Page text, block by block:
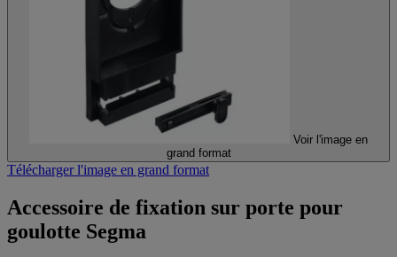
Voir l'image en
grand format
Télécharger l'image en grand format
Accessoire de fixation sur porte pour
goulotte Segma